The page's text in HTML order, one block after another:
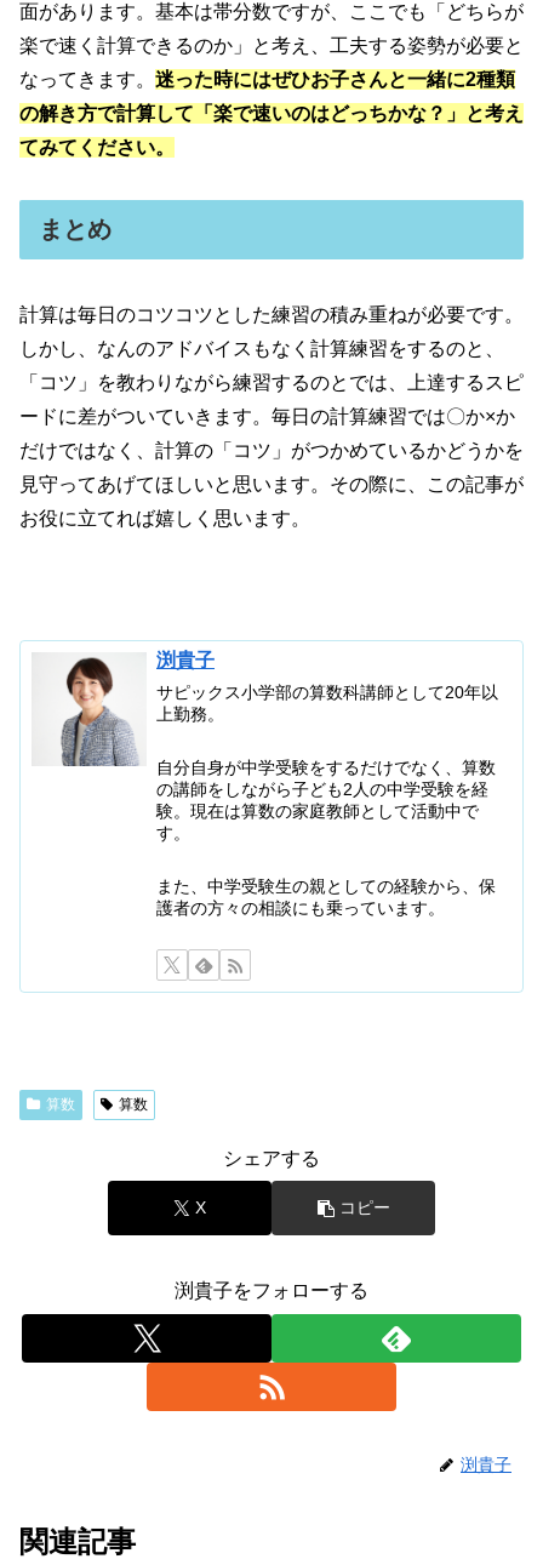
面があります。基本は帯分数ですが、ここでも「どちらが
楽で速く計算できるのか」と考え、工夫する姿勢が必要と
なってきます。 迷った時にはぜひお子さんと一緒に2種類
の解き方で計算して「楽で速いのはどっちかな？」と考え
てみてください。
まとめ
計算は毎日のコツコツとした練習の積み重ねが必要です。
しかし、なんのアドバイスもなく計算練習をするのと、
「コツ」を教わりながら練習するのとでは、上達するスピ
ードに差がついていきます。毎日の計算練習では〇か×か
だけではなく、計算の「コツ」がつかめているかどうかを
見守ってあげてほしいと思います。その際に、この記事が
お役に立てれば嬉しく思います。
渕貴子
サピックス小学部の算数科講師として20年以
上勤務。
自分自身が中学受験をするだけでなく、算数
の講師をしながら子ども2人の中学受験を経
験。現在は算数の家庭教師として活動中で
す。
また、中学受験生の親としての経験から、保
護者の方々の相談にも乗っています。
算数 算数
シェアする
X コピー
渕貴子をフォローする
渕貴子
関連記事